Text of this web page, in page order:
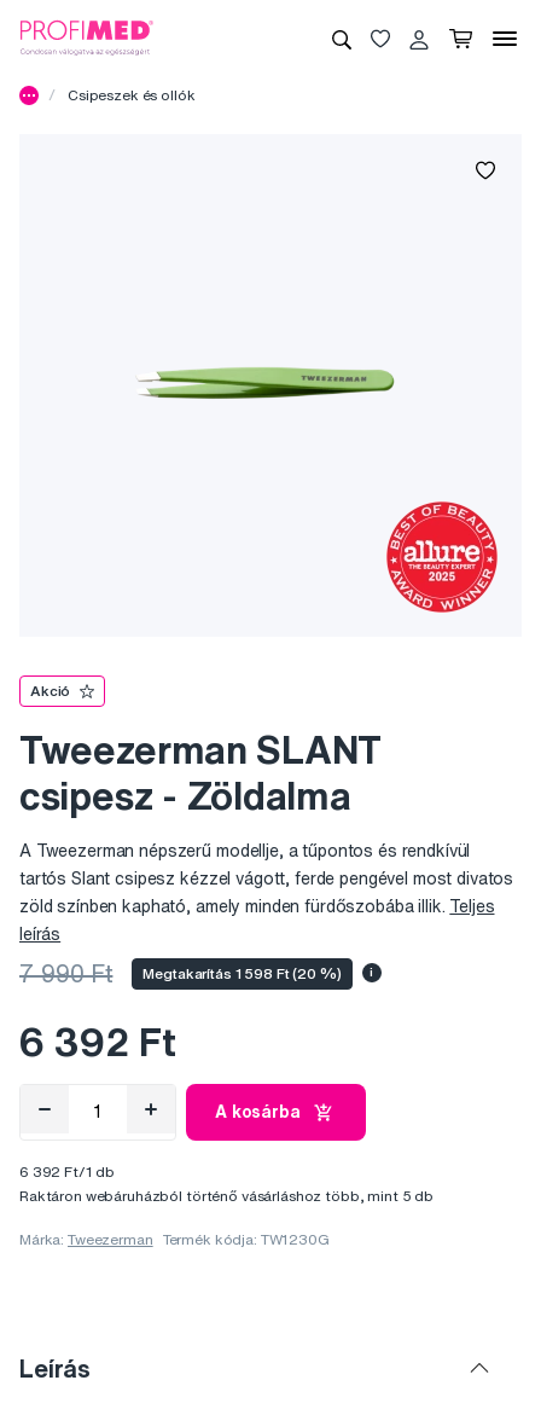
Csipeszek és ollók
Akció
Tweezerman SLANT
csipesz - Zöldalma
A Tweezerman népszerű modellje, a tűpontos és rendkívül
tartós Slant csipesz kézzel vágott, ferde pengével most divatos
zöld színben kapható, amely minden fürdőszobába illik. Teljes
leírás
7 990 Ft Megtakarítás 1 598 Ft (20 %) i
6 392 Ft
A kosárba
6 392 Ft/1 db
Raktáron webáruházból történő vásárláshoz több, mint 5 db
Márka:Tweezerman Termék kódja: TW1230G
Leírás